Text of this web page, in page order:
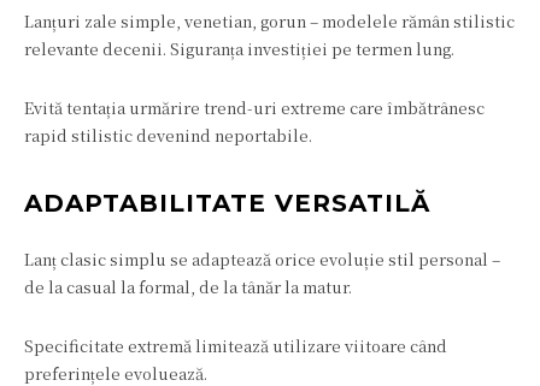
Lanțuri zale simple, venetian, gorun – modelele rămân stilistic
relevante decenii. Siguranța investiției pe termen lung.
Evită tentația urmărire trend-uri extreme care îmbătrânesc
rapid stilistic devenind neportabile.
ADAPTABILITATE VERSATILĂ
Lanț clasic simplu se adaptează orice evoluție stil personal –
de la casual la formal, de la tânăr la matur.
Specificitate extremă limitează utilizare viitoare când
preferințele evoluează.